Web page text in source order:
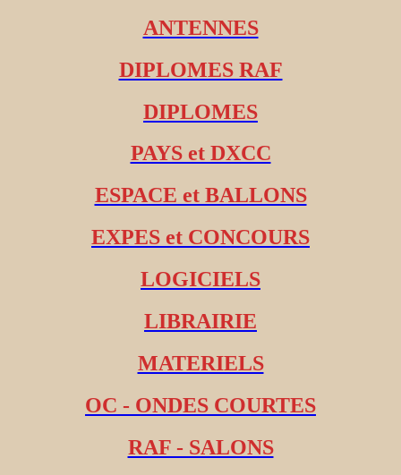
ANTENNES
DIPLOMES RAF
DIPLOMES
PAYS et DXCC
ESPACE et BALLONS
EXPES et CONCOURS
LOGICIELS
LIBRAIRIE
MATERIELS
OC - ONDES COURTES
RAF - SALONS